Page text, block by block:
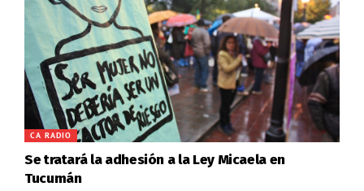
CA RADIO
Se tratará la adhesión a la Ley Micaela en
Tucumán